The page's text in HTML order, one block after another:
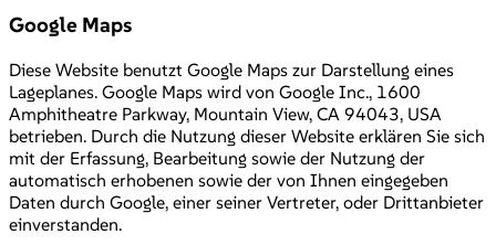
Google Maps
Diese Website benutzt Google Maps zur Darstellung eines
Lageplanes. Google Maps wird von Google Inc., 1600
Amphitheatre Parkway, Mountain View, CA 94043, USA
betrieben. Durch die Nutzung dieser Website erklären Sie sich
mit der Erfassung, Bearbeitung sowie der Nutzung der
automatisch erhobenen sowie der von Ihnen eingegeben
Daten durch Google, einer seiner Vertreter, oder Drittanbieter
einverstanden.